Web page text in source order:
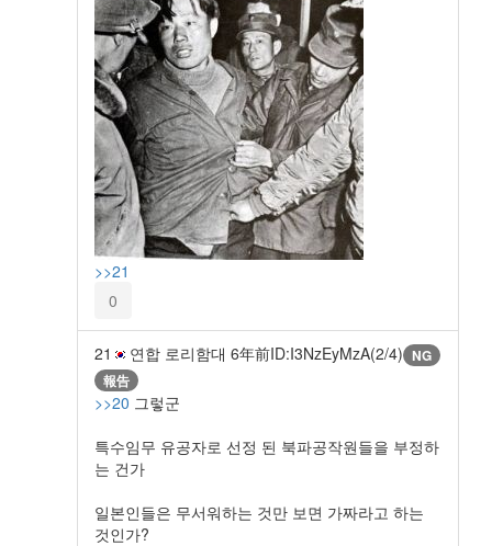
>>21
0
21 연합 로리함대 6年前ID:I3NzEyMzA(2/4) NG
報告
>>20 그렇군
특수임무 유공자로 선정 된 북파공작원들을 부정하
는 건가
일본인들은 무서워하는 것만 보면 가짜라고 하는
것인가?